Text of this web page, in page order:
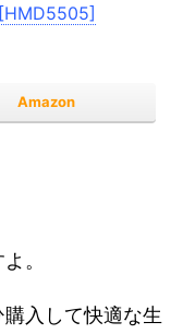
Amazon
。
入して快適な生